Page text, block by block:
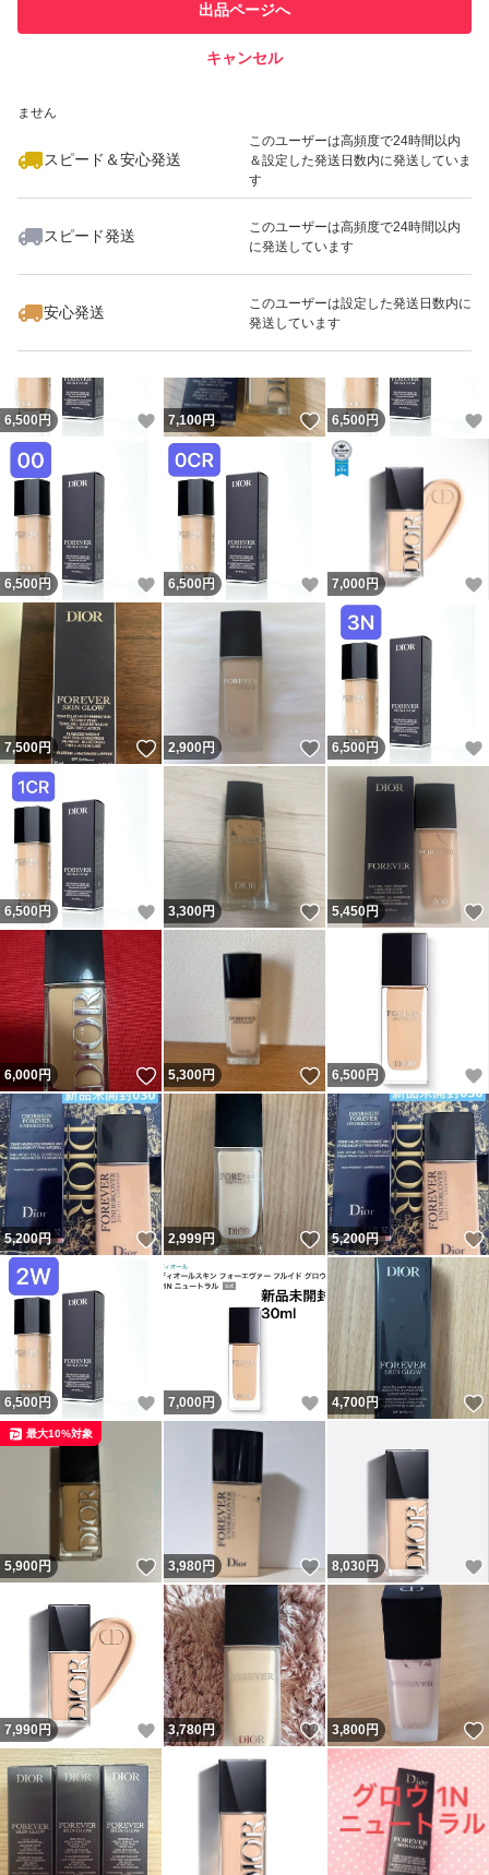
での取引実績があります
ません
スピード＆安心発送
このユーザーは高頻度で24時間以内
＆設定した発送日数内に発送していま
す
スピード発送
このユーザーは高頻度で24時間以内
に発送しています
安心発送
このユーザーは設定した発送日数内に
発送しています
出品ページへ
キャンセル
いいね！
5,500
6,500 円 いいね！
7,100円 いいね！
6,500 円
6,500 円 いいね！
6,500 円 いいね！
7,000 円
7,500円 いいね！
2,900円 いいね！
6,500 円
6,500 円 いいね！
3,300円 いいね！
5,450円
6,000円 いいね！
5,300円 いいね！
6,500 円
5,200円 いいね！
2,999円 いいね！
5,200円
6,500 円 いいね！
7,000 円 いいね！
4,700円
5,900円 いいね！
最大10%対象
3,980 円 いいね！
8,030 円
7,990円 いいね！
3,780円 いいね！
3,800円